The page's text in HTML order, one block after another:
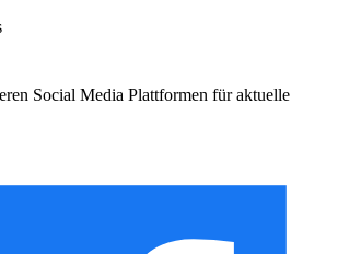
Social Media Plattformen für aktuelle